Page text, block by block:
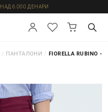
6.000 ДЕНАРИ
/ ПАНТАЛОНИ / FIORELLA RUBINO